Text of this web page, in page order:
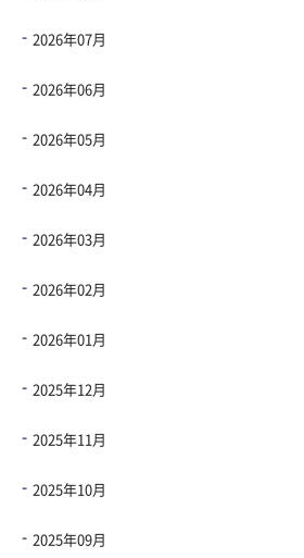
2026年07月
2026年06月
2026年05月
2026年04月
2026年03月
2026年02月
2026年01月
2025年12月
2025年11月
2025年10月
2025年09月